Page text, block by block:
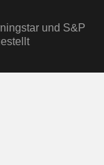
und S&P